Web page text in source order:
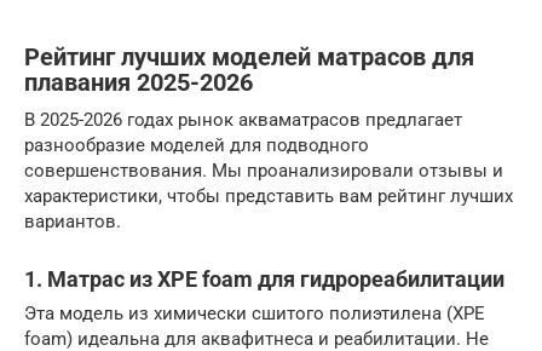
Рейтинг лучших моделей матрасов для
плавания 2025-2026
В 2025-2026 годах рынок акваматрасов предлагает
разнообразие моделей для подводного
совершенствования. Мы проанализировали отзывы и
характеристики, чтобы представить вам рейтинг лучших
вариантов.
1. Матрас из XPE foam для гидрореабилитации
Эта модель из химически сшитого полиэтилена (XPE
foam) идеальна для аквафитнеса и реабилитации. Не